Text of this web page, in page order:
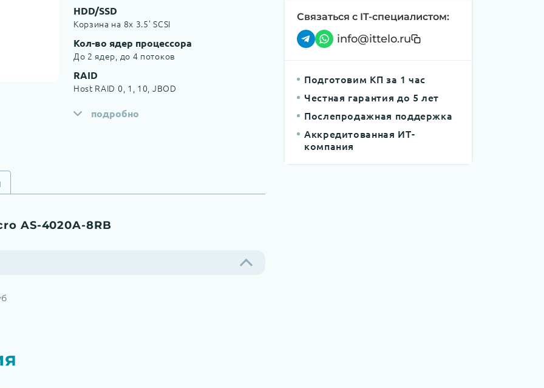
HDD/SSD
Корзина на 8x 3.5’ SCSI
Кол-во ядер процессора
До 2 ядер, до 4 потоков
RAID
Host RAID 0, 1, 10, JBOD
подробно
AS-4020A-8RB
Связаться с IT-специалистом:
info@ittelo.ru
Подготовим КП за 1 час
Честная гарантия до 5 лет
Послепродажная поддержка
Аккредитованная ИТ-
компания